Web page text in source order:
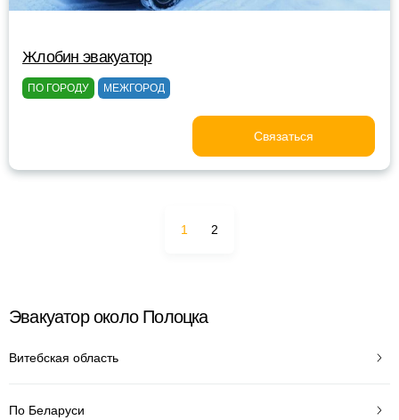
Жлобин эвакуатор
ПО ГОРОДУ МЕЖГОРОД
Связаться
1 2
Эвакуатор около Полоцка
Витебская область
По Беларуси